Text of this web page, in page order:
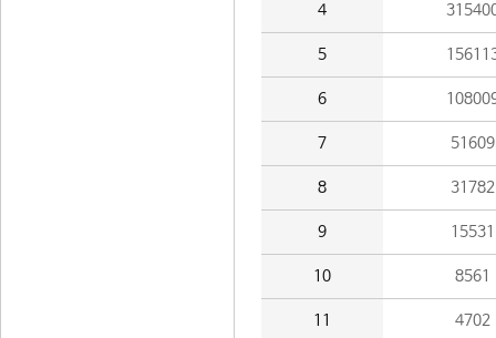
4
5
6
7 51609
8 31782
9 15531
10 8561
11 4702